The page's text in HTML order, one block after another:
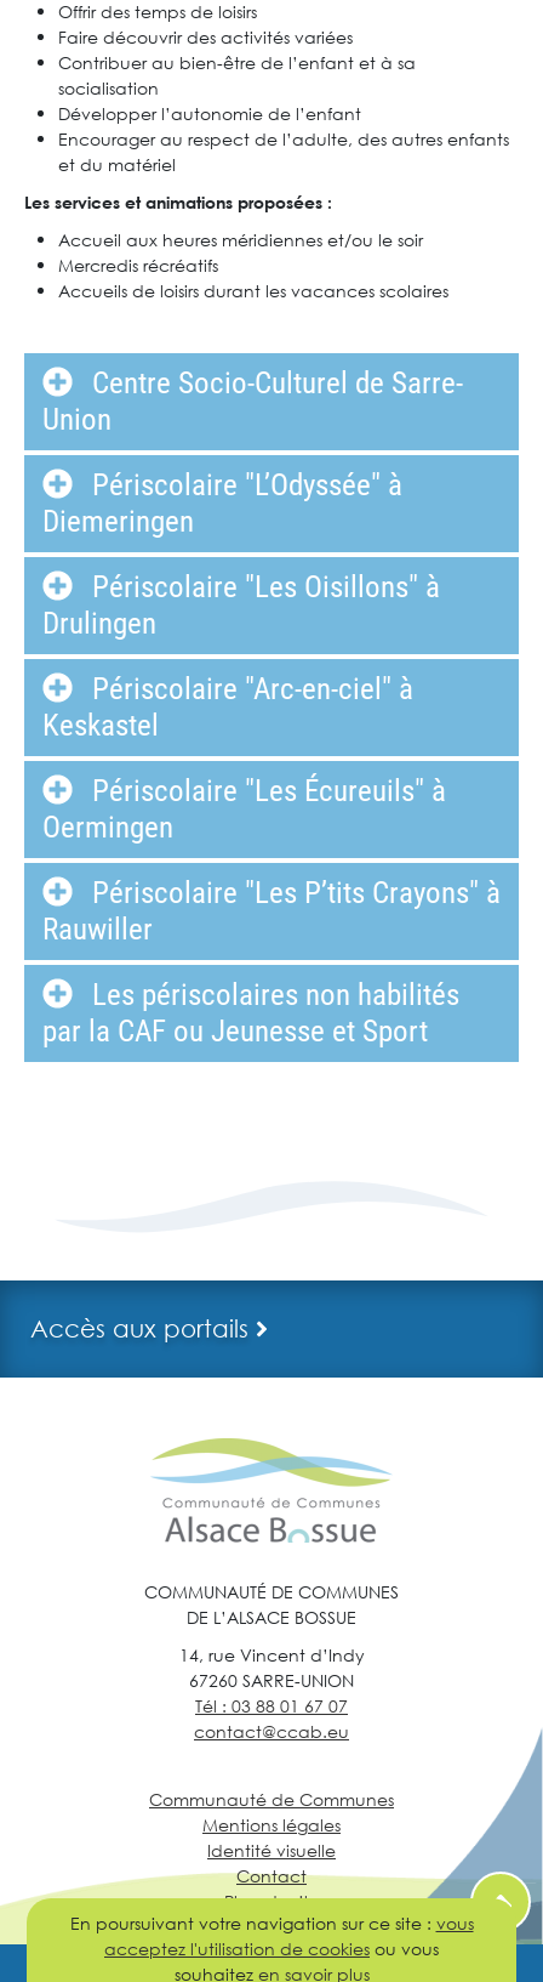
Offrir des temps de loisirs
Faire découvrir des activités variées
Contribuer au bien-être de l’enfant et à sa
socialisation
Développer l’autonomie de l’enfant
Encourager au respect de l’adulte, des autres enfants
et du matériel
Les services et animations proposées :
Accueil aux heures méridiennes et/ou le soir
Mercredis récréatifs
Accueils de loisirs durant les vacances scolaires
Centre Socio-Culturel de Sarre-
Union
Périscolaire "L’Odyssée" à
Diemeringen
Périscolaire "Les Oisillons" à
Drulingen
Périscolaire "Arc-en-ciel" à
Keskastel
Périscolaire "Les Écureuils" à
Oermingen
Périscolaire "Les P’tits Crayons" à
Rauwiller
Les périscolaires non habilités
par la CAF ou Jeunesse et Sport
Accès aux portails
COMMUNAUTÉ DE COMMUNES
DE L’ALSACE BOSSUE
14, rue Vincent d’Indy
67260 SARRE-UNION
Tél : 03 88 01 67 07
contact@ccab.eu
Communauté de Communes
Mentions légales
Identité visuelle
Contact
Plan du site
En poursuivant votre navigation sur ce site : vous
acceptez l'utilisation de cookies ou vous
souhaitez en savoir plus